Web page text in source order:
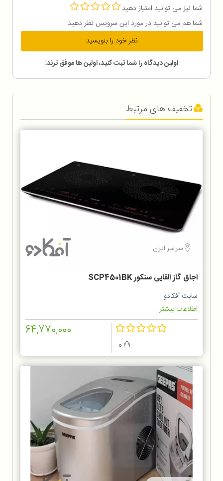
شما نیز می توانید امتیاز دهید
شما هم می توانید در مورد این سرویس نظر دهید
نظر خود را بنویسید
اولین دیدگاه را شما ثبت کنید، اولین ها موفق ترند!
تخفیف های مرتبط
سراسر ایران
اجاق گاز القایی سنکور SCP4501BK
سایت آفکادو
اطلاعات بیشتر...
64,770,000